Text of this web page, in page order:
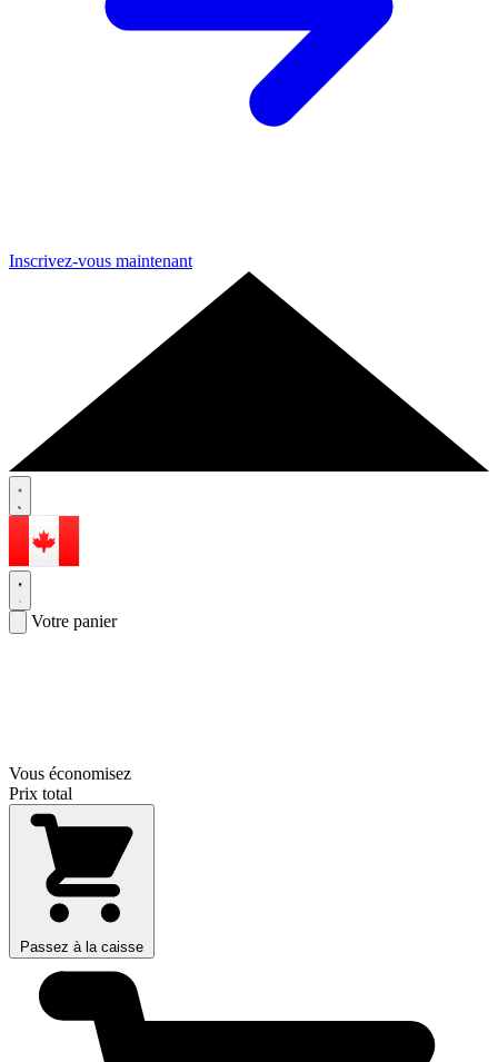
Inscrivez-vous maintenant
Votre panier
Vous économisez
Prix total
Passez à la caisse